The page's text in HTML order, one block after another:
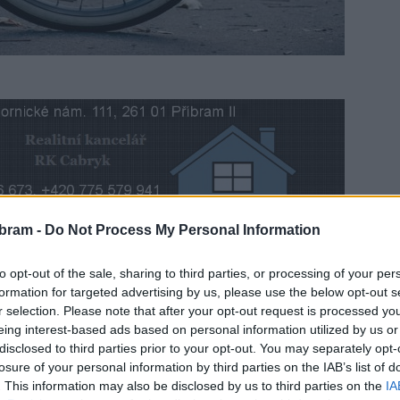
- Do Not Process My Personal Information
opt-out of the sale, sharing to third parties, or processing of your
for targeted advertising by us, please use the below opt-out
selection. Please note that after your opt-out request is processed
interest-based ads based on personal information utilized by us
to third parties prior to your opt-out. You may separately
of your personal information by third parties on the IAB’s list of
This information may also be disclosed by us to third parties on the
policisté dva cyklisty pod vlivem alkoholu. Oba
jim ve správním řízení hrozí pokuta ve výši 2,5 až
Rožmitál pod Třemšínem 65letý muž na jízdním kole.
že před jízdou vypil jedno pivo,“uvedla policejní mluvčí